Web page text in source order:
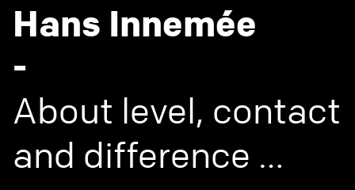
Hans Innemée
-
About level, contact
and difference …